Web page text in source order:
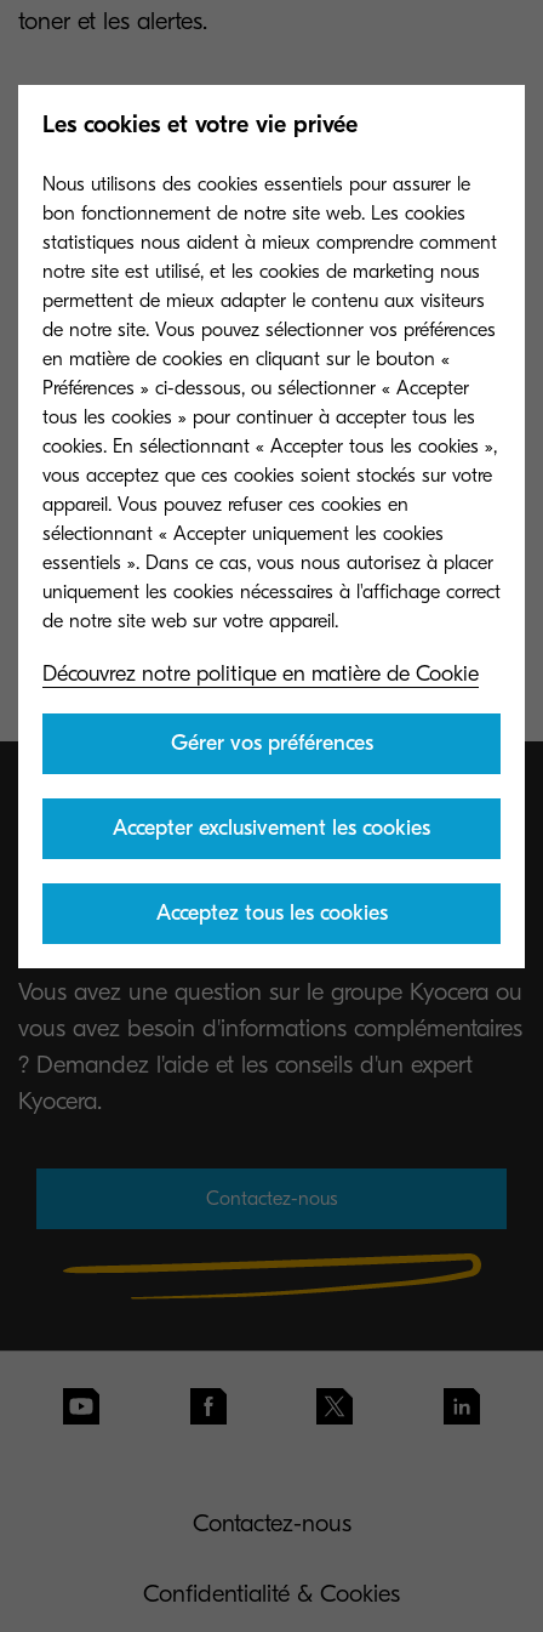
toner et les alertes.
Mises à jour
Installation et mise à jour à
distance du firmware.
Téléchargements
KYOCERA Net Viewer Logiciel
Parlons-nous, entre être
humains.
Vous avez une question sur le groupe Kyocera ou
vous avez besoin d'informations complémentaires
? Demandez l'aide et les conseils d'un expert
Kyocera.
Contactez-nous
Contactez-nous
Confidentialité & Cookies
Les cookies et votre vie privée
Nous utilisons des cookies essentiels pour assurer le
bon fonctionnement de notre site web. Les cookies
statistiques nous aident à mieux comprendre comment
notre site est utilisé, et les cookies de marketing nous
permettent de mieux adapter le contenu aux visiteurs
de notre site. Vous pouvez sélectionner vos préférences
en matière de cookies en cliquant sur le bouton «
Préférences » ci-dessous, ou sélectionner « Accepter
tous les cookies » pour continuer à accepter tous les
cookies. En sélectionnant « Accepter tous les cookies »,
vous acceptez que ces cookies soient stockés sur votre
appareil. Vous pouvez refuser ces cookies en
sélectionnant « Accepter uniquement les cookies
essentiels ». Dans ce cas, vous nous autorisez à placer
uniquement les cookies nécessaires à l'affichage correct
Découvrez notre politique en matière de Cookie
Gérer vos préférences
Accepter exclusivement les cookies
essentiels
Acceptez tous les cookies